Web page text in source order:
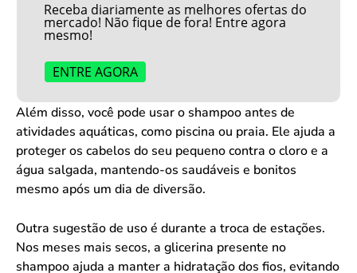
Receba diariamente as melhores ofertas do
mercado! Não fique de fora! Entre agora
mesmo!
ENTRE AGORA
Além disso, você pode usar o shampoo antes de
atividades aquáticas, como piscina ou praia. Ele ajuda a
proteger os cabelos do seu pequeno contra o cloro e a
água salgada, mantendo-os saudáveis e bonitos
mesmo após um dia de diversão.
Outra sugestão de uso é durante a troca de estações.
Nos meses mais secos, a glicerina presente no
shampoo ajuda a manter a hidratação dos fios, evitando